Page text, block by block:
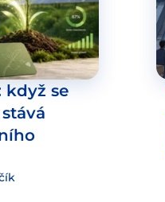
když se